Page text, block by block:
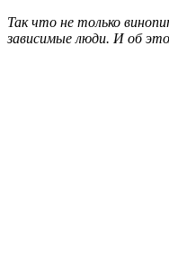
Так что не только
зависимые люди. И об